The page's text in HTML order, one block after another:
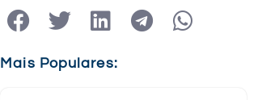
Tecnologia
Viagens
Mais Populares: